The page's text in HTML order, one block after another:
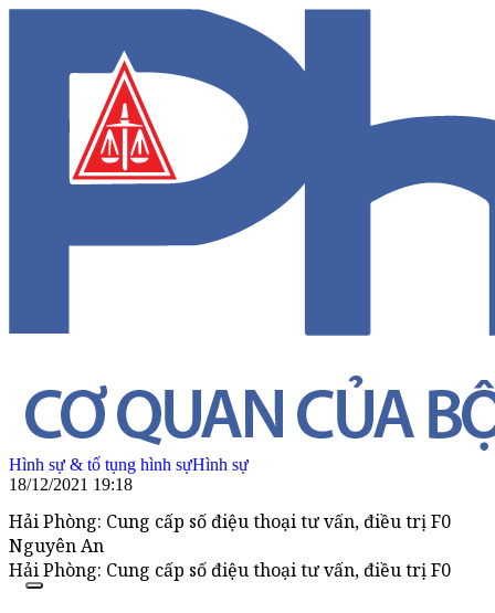
Hình sự & tố tụng hình sựHình sự
18/12/2021 19:18
Hải Phòng: Cung cấp số điệu thoại tư vấn, điều trị F0
Nguyên An
Hải Phòng: Cung cấp số điệu thoại tư vấn, điều trị F0